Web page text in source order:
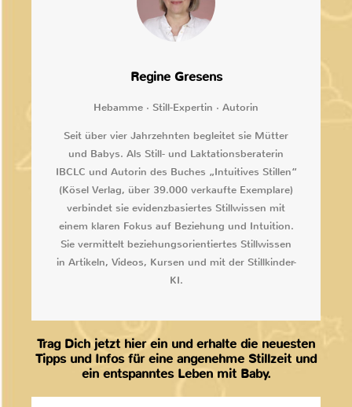
Regine Gresens
Hebamme · Still-Expertin · Autorin
Seit über vier Jahrzehnten begleitet sie Mütter
und Babys. Als Still- und Laktationsberaterin
IBCLC und Autorin des Buches „Intuitives Stillen“
(Kösel Verlag, über 39.000 verkaufte Exemplare)
verbindet sie evidenzbasiertes Stillwissen mit
einem klaren Fokus auf Beziehung und Intuition.
Sie vermittelt beziehungsorientiertes Stillwissen
in Artikeln, Videos, Kursen und mit der Stillkinder-
KI.
Trag Dich jetzt hier ein und erhalte die neuesten
Tipps und Infos für eine angenehme Stillzeit und
ein entspanntes Leben mit Baby.